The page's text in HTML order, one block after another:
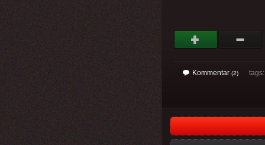
Kommentar (2)